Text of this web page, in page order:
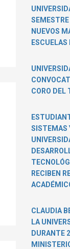
NUEVOS
CORO DEL
SISTEMAS
RECIBEN
CLAUDIA
LA
DURANTE